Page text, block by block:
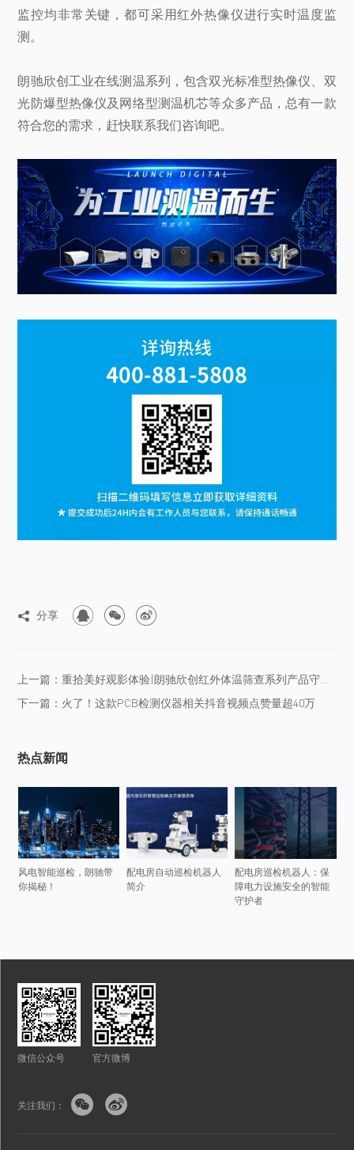
监控均非常关键，都可采用红外热像仪进行实时温度监
测。
朗驰欣创工业在线测温系列，包含双光标准型热像仪、双
光防爆型热像仪及网络型测温机芯等众多产品，总有一款
符合您的需求，赶快联系我们咨询吧。
 分享   
下一篇：火了！这款PCB检测仪器相关抖音视频点赞量超40万
热点新闻
风电智能巡检，朗驰带
你揭秘！
配电房自动巡检机器人
简介
配电房巡检机器人：保
障电力设施安全的智能
守护者
微信公众号 官方微博
关注我们：  